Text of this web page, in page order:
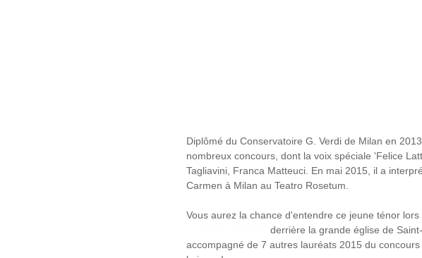
Diplômé du Conservatoire G. Verdi de Milan en
nombreux concours, dont la voix spéciale 'Felice
Tagliavini, Franca Matteuci. En mai 2015, il a
Carmen à Milan au Teatro Rosetum.
Vous aurez la chance d'entendre ce jeune ténor lors
derrière la grande église de
accompagné de 7 autres lauréats 2015 du